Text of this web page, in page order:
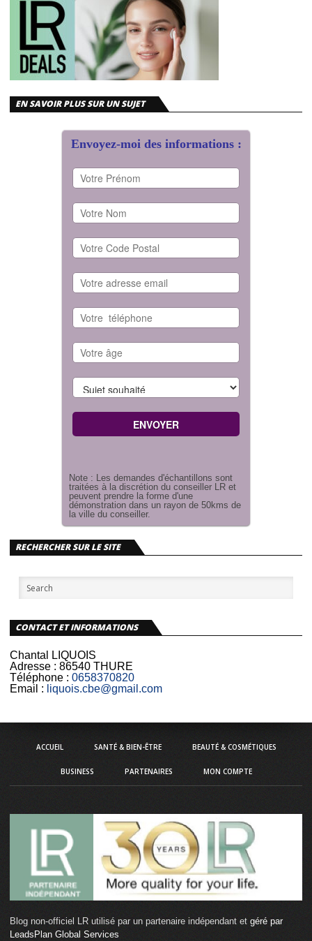
EN SAVOIR PLUS SUR UN SUJET
Envoyez-moi des informations :
Note : Les demandes d'échantillons sont
traitées à la discrétion du conseiller LR et
peuvent prendre la forme d'une
démonstration dans un rayon de 50kms de
la ville du conseiller.
RECHERCHER SUR LE SITE
CONTACT ET INFORMATIONS
Chantal LIQUOIS
Adresse : 86540 THURE
Téléphone : 0658370820
Email : liquois.cbe@gmail.com
ACCUEIL SANTÉ & BIEN-ÊTRE BEAUTÉ & COSMÉTIQUES
BUSINESS PARTENAIRES MON COMPTE
Blog non-officiel LR utilisé par un partenaire indépendant et géré par
LeadsPlan Global Services